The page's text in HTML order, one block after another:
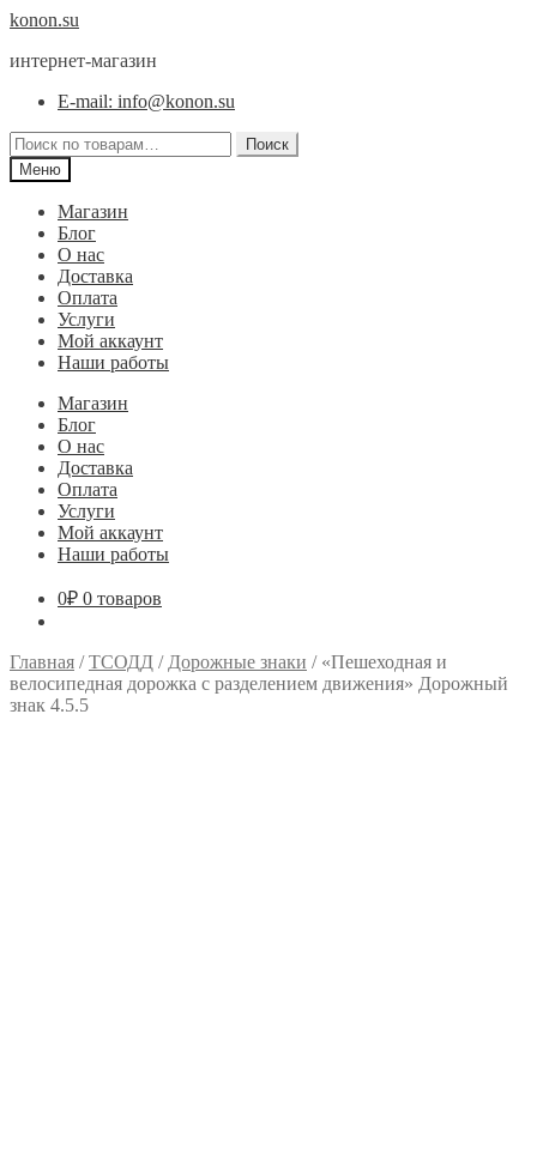
Перейти
навигации
Перейти
содержимому
konon.su
интернет-магазин
E-mail: info@konon.su
Искать:
Поиск
Меню
Магазин
Блог
О нас
Доставка
Оплата
Услуги
Мой аккаунт
Наши работы
Магазин
Блог
О нас
Доставка
Оплата
Услуги
Мой аккаунт
Наши работы
0₽ 0 товаров
Главная /ТСОДД / Дорожные знаки / «Пешеходная и
велосипедная дорожка с разделением движения» Дорожный
знак 4.5.5